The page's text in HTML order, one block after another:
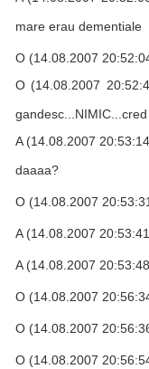
mare erau dementiale
O (14.08.2007
O (14.08.2007
gandesc...NIMIC...cred
A (14.08.2007
daaaa?
O (14.08.2007
A (14.08.2007
A (14.08.2007
O (14.08.2007
O (14.08.2007
O (14.08.2007